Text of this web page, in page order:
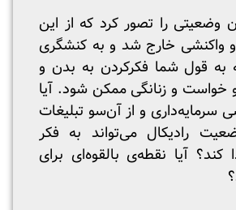
وضعیتی را تصور کرد که از این
واکنشی خارج شد و به کنشگری
به قول شما فکرکردن به بدن و
و خواست و زنانگی ممکن شود. آیا
سرمایه‌داری و از آن‌سو تبلیغات
رادیکال می‌تواند به فکر
کند؟ آیا نقطه‌ی بالقوه‌ای برای